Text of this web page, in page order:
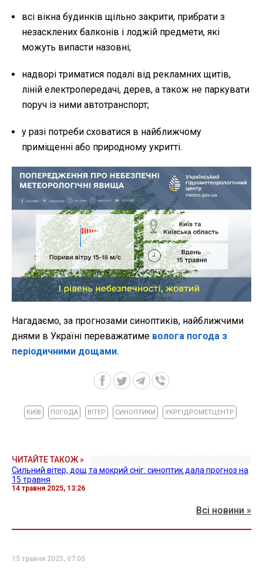
всі вікна будинків щільно закрити, прибрати з
незасклених балконів і лоджій предмети, які
можуть випасти назовні;
надворі триматися подалі від рекламних щитів,
ліній електропередачі, дерев, а також не паркувати
поруч із ними автотранспорт;
у разі потреби сховатися в найближчому
приміщенні або природному укритті.
Нагадаємо, за прогнозами синоптиків, найближчими
днями в Україні переважатиме волога погода з
періодичними дощами.
КИЇВ ПОГОДА ВІТЕР СИНОПТИКИ УКРГІДРОМЕТЦЕНТР
ЧИТАЙТЕ ТАКОЖ »
Сильний вітер, дощ та мокрий сніг: синоптик дала прогноз на
15 травня
14 травня 2025, 13:26
Всі новини »
15 травня 2025, 07:05